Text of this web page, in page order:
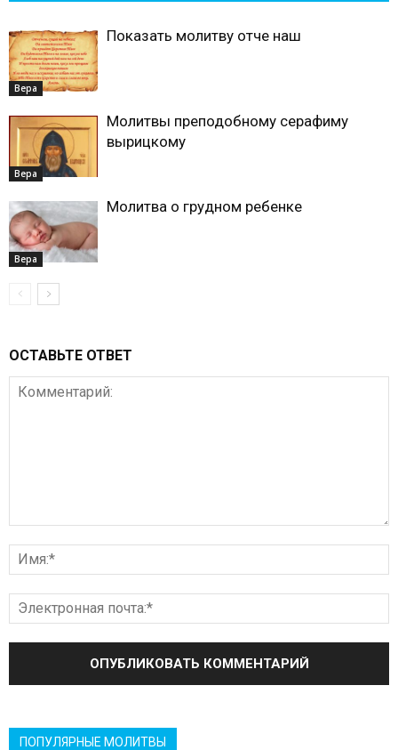
Вера
Показать молитву отче наш
Вера
Молитвы преподобному серафиму
вырицкому
Вера
Молитва о грудном ребенке
ОСТАВЬТЕ ОТВЕТ
ПОПУЛЯРНЫЕ МОЛИТВЫ